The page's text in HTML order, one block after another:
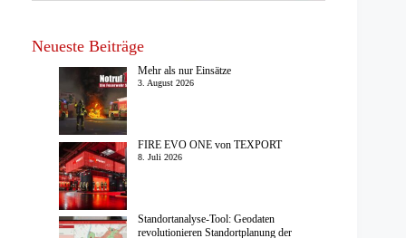
Neueste Beiträge
Mehr als nur Einsätze
3. August 2026
FIRE EVO ONE von TEXPORT
8. Juli 2026
Standortanalyse-Tool: Geodaten
revolutionieren Standortplanung der